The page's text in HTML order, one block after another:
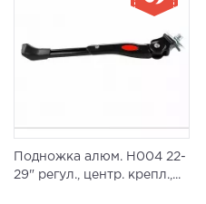
Подножка алюм. H004 22-
29" регул., центр. крепл.,...